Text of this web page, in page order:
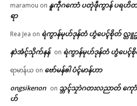
maramou on နူကဵုဂကောံ ပတုဲဖဵုကွာန် ပရဟိ
ရာ
Rea Jea on ရဲကွာန်မုဟ်ဒုန်တံ ဟွံပေၚ်စိုတ် လ္တူဥ
နာဲအံၚ်သိုက်နန် on ရဲကွာန်မုဟ်ဒုန်တံ ဟွံပေၚ်
ရာမာန်ယ on ဗော်မန်ၜါ ပံၚ်မာန်ဟာ
ongsikenon on သ္ဘၚ်သၠာဲဂတးလညာတ် ကေုာံ
ဟ်